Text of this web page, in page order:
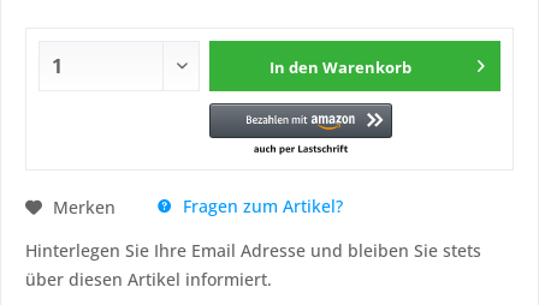
In den Warenkorb
Merken
Fragen zum Artikel?
Hinterlegen Sie Ihre Email Adresse und bleiben Sie stets
über diesen Artikel informiert.